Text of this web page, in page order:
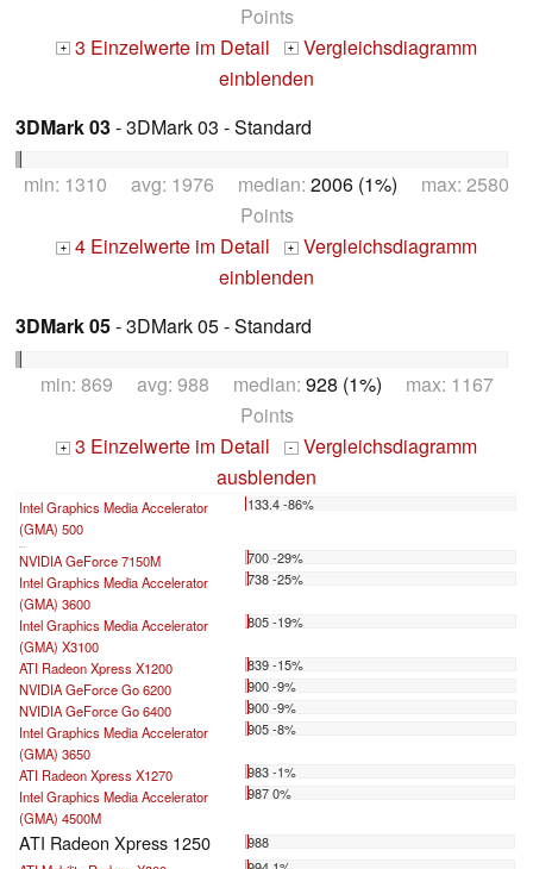
Points
+ 3 Einzelwerte im Detail + Vergleichsdiagramm
einblenden
3DMark 03- 3DMark 03 - Standard
min: 1310 avg: 1976 median: 2006 (1%) max: 2580
Points
+ 4 Einzelwerte im Detail + Vergleichsdiagramm
einblenden
3DMark 05- 3DMark 05 - Standard
min: 869 avg: 988 median: 928 (1%) max: 1167
Points
+ 3 Einzelwerte im Detail - Vergleichsdiagramm
ausblenden
Intel Graphics Media Accelerator
(GMA) 500
133.4 -86%
...
NVIDIA GeForce 7150M
700 -29%
Intel Graphics Media Accelerator
(GMA) 3600
738 -25%
Intel Graphics Media Accelerator
(GMA) X3100
805 -19%
ATI Radeon Xpress X1200
839 -15%
NVIDIA GeForce Go 6200
900 -9%
NVIDIA GeForce Go 6400
900 -9%
Intel Graphics Media Accelerator
(GMA) 3650
905 -8%
ATI Radeon Xpress X1270
983 -1%
Intel Graphics Media Accelerator
(GMA) 4500M
987 0%
ATI Radeon Xpress 1250
988